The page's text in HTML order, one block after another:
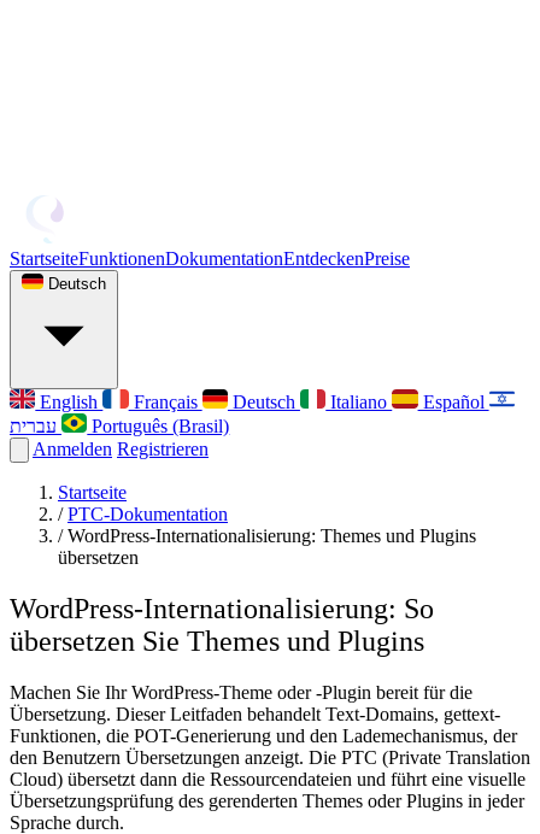
StartseiteFunktionenDokumentationEntdeckenPreise
Deutsch
English Français Deutsch Italiano
Español
Português (Brasil)
Anmelden Registrieren
Startseite
/ PTC-Dokumentation
/ WordPress-Internationalisierung: Themes und Plugins
übersetzen
WordPress-Internationalisierung: So
übersetzen Sie Themes und Plugins
Machen Sie Ihr WordPress-Theme oder -Plugin bereit für die
Übersetzung. Dieser Leitfaden behandelt Text-Domains, gettext-
Funktionen, die POT-Generierung und den Lademechanismus, der
den Benutzern Übersetzungen anzeigt. Die PTC (Private Translation
Cloud) übersetzt dann die Ressourcendateien und führt eine visuelle
Übersetzungsprüfung des gerenderten Themes oder Plugins in jeder
Sprache durch.